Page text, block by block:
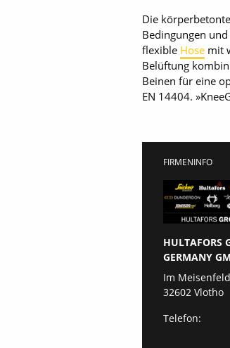
Die
Bedingungen
flexible Hose mit
Belüftung
Beinen für eine
EN 14404.
FIRMENINFO
HULTAFORS
GERMANY
Im
32602 Vlotho
Telefon: